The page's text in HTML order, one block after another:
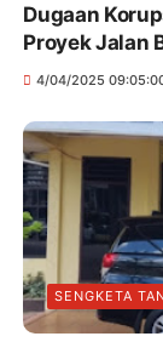
Dugaan
Proyek Jalan
4/04/2025
SENGKETA